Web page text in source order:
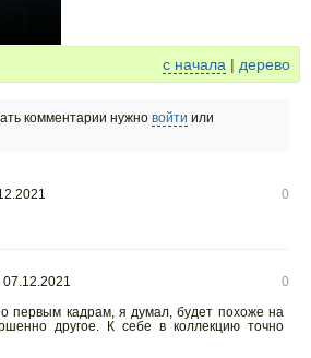
с начала | дерево
комментарии нужно войти или
0
07.12.2021
0
первым кадрам, я думал, будет похоже на
другое. К себе в коллекцию точно